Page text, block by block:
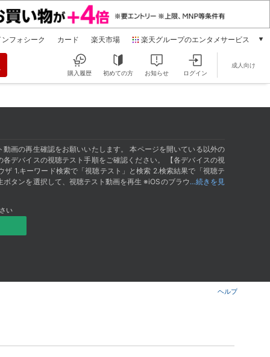
ンフォシーク カード 楽天市場 楽天グループのエンタメサービス
本/ゲーム/CD/DVD
雑誌読み放題
楽天マガジン
音楽配信
楽天ミュージック
動画配信
エンタメニュース
購入履歴 初めての方 お知らせ ログイン
成人向け
画の再生確認をお願いいたします。 本ページを開いている以外の
デバイスの視聴テスト手順をご確認ください。 【各デバイスの視
1.キーワード検索で「視聴テスト」と検索 2.検索結果で「視聴テ
タンを選択して、視聴テスト動画を再生 ※iOSのブラウ…続きを見
い
ヘルプ